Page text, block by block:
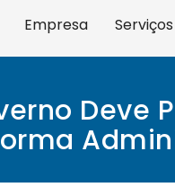
Empresa Serviços
Deve